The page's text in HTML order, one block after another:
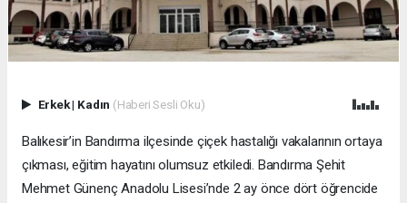
Erkek| Kadın (Haberi Sesli Oku)
Balıkesir’in Bandırma ilçesinde çiçek hastalığı vakalarının ortaya
çıkması, eğitim hayatını olumsuz etkiledi. Bandırma Şehit
Mehmet Günenç Anadolu Lisesi’nde 2 ay önce dört öğrencide